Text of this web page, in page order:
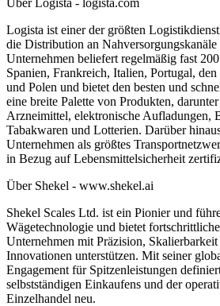
Logista ist einer der größten
die Distribution an Nahversorgungskanäle
Unternehmen beliefert regelmäßig fast
Spanien, Frankreich, Italien, Portugal,
und Polen und bietet den besten und
eine breite Palette von Produkten,
Arzneimittel, elektronische Aufladungen,
Tabakwaren und Lotterien. Darüber
Unternehmen als größtes
in Bezug auf Lebensmittelsicherheit
Über Shekel - www.shekel.ai
Shekel Scales Ltd. ist ein Pionier und
Wägetechnologie und bietet
Unternehmen mit Präzision,
Innovationen unterstützen. Mit seiner
Engagement für Spitzenleistungen
selbstständigen Einkaufens und der
Einzelhandel neu.